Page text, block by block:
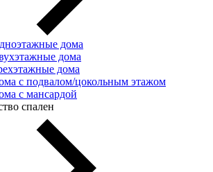
дома
дома
дома
с подвалом/цокольным этажом
с мансардой
спален